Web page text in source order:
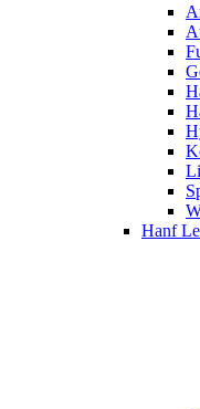
Hanf